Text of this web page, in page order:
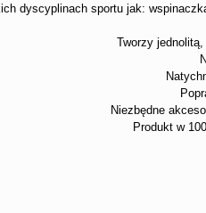
dyscyplinach sportu jak:
Tworzy jednolitą,
Niezbędne
Produkt w